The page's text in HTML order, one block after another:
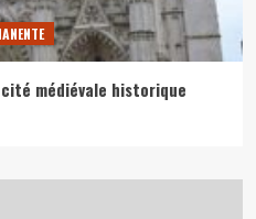
médiévale historique